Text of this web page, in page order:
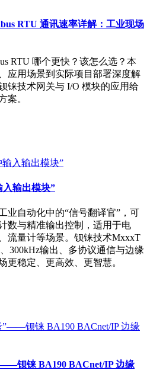
RTU 通讯速率详解：工业现场
RTU 哪个更快？该怎么选？本
应用场景到实际项目部署深度解
铼技术网关与 I/O 模块的应用给
案。
入输出模块”
业自动化中的“信号翻译官”，可
数与精准输出控制，适用于电
流量计等场景。钡铼技术MxxxT
300kHz输出、多协议通信与边缘
更稳定、更高效、更智慧。
钡铼 BA190 BACnet/IP 边缘